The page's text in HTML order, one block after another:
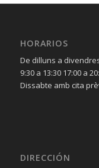
HORARIOS
De dilluns a
9:30 a 13:30 17:00 a
Dissabte amb cita
DIRECCIÓN